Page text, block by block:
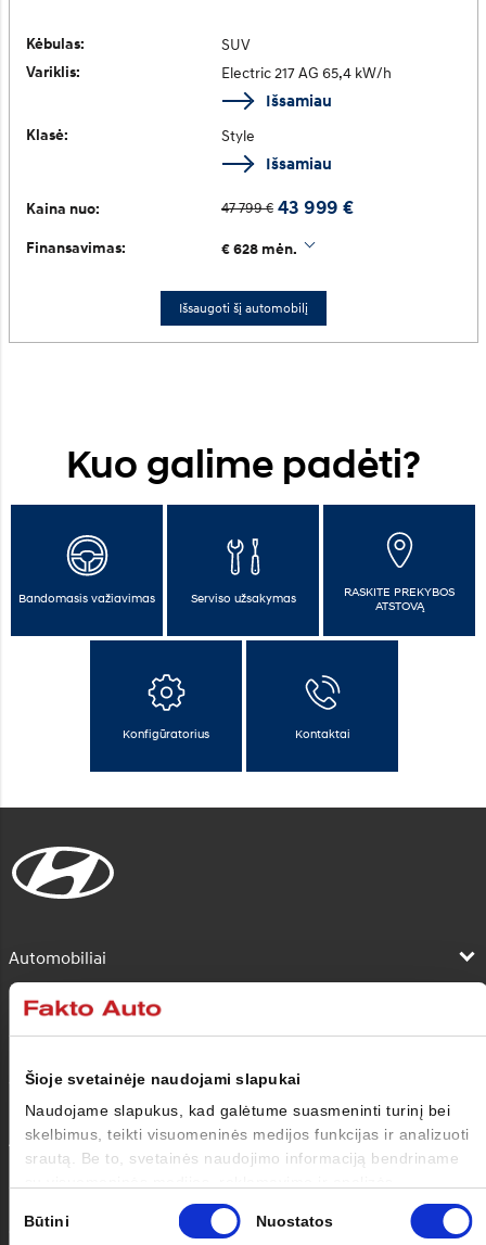
Šioje svetainėje naudojami slapukai
Naudojame slapukus, kad galėtume suasmeninti turinį bei
skelbimus, teikti visuomeninės medijos funkcijas ir analizuoti
srautą. Be to, svetainės naudojimo informaciją bendriname
partneriais, kurie gali ją pridėti prie kitos jūsų pateiktos arba
naudojant paslaugas surinktos informacijos.
Būtini Nuostatos
Kėbulas: SUV
Variklis: Electric 217 AG 65,4 kW/h
Išsamiau
Klasė: Style
Išsamiau
Kaina nuo: 47 799 € 43 999 €
Finansavimas: € 628 mėn.
Išsaugoti šį automobilį
Kuo galime padėti?
Bandomasis važiavimas Serviso užsakymas
RASKITE PREKYBOS
ATSTOVĄ
Konfigūratorius Kontaktai
Automobiliai
Pirkėjui
Savininkui
Apie mus